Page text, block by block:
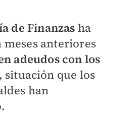
de Finanzasha
meses anteriores
adeudos con los
, situación que los
han